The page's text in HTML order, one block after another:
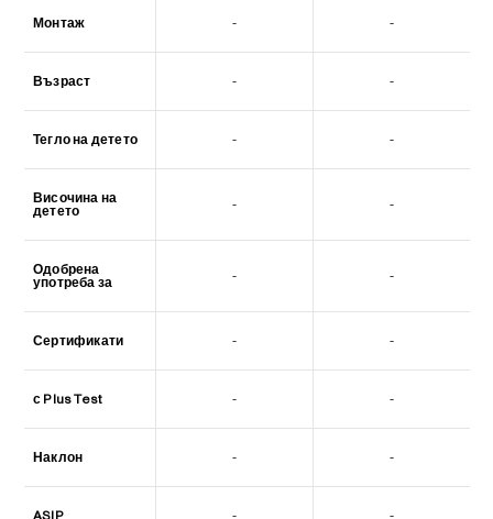
Монтаж - -
Възраст - -
Тегло на детето - -
Височина на
детето
- -
Одобрена
употреба за
- -
Сертификати - -
с Plus Test - -
Наклон - -
ASIP - -